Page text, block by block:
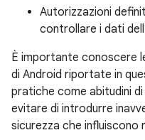
Autorizzazioni
controllare i dati
È importante conoscere
di Android riportate in
pratiche come abitudini
evitare di introdurre
sicurezza che influiscono